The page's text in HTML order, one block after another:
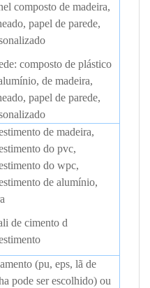
compostode madeira,
papel de parede,
composto de plástico
de madeira,
papel de parede,
de madeira,
do pvc,
do wpc,
de alumínio,
de cimentod
(pu, eps, lã de
pode ser escolhido) ou